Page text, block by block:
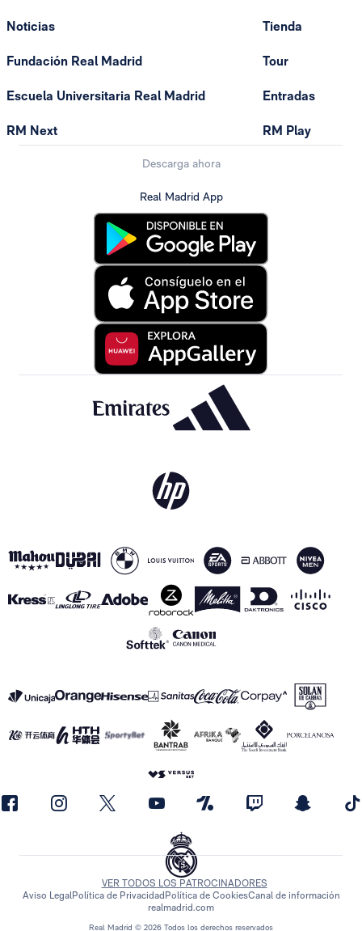
Noticias
Fundación Real Madrid
Escuela Universitaria Real Madrid
RM Next
Tienda
Tour
Entradas
RM Play
Descarga ahora
Real Madrid App
Real Madrid © 2026 Todos los derechos reservados
VER TODOS LOS PATROCINADORES
Aviso LegalPolítica de Privacidad Política de CookiesCanal de información
realmadrid.com